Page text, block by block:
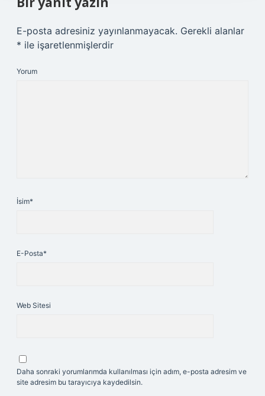
E-posta adresiniz yayınlanmayacak. Gerekli alanlar
* ile işaretlenmişlerdir
Yorum
İsim*
E-Posta*
Web Sitesi
Daha sonraki yorumlarımda kullanılması için adım, e-posta adresim ve
site adresim bu tarayıcıya kaydedilsin.